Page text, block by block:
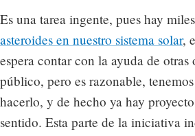
Es una tarea ingente, pues hay
asteroides en nuestro sistema solar,
espera contar con la ayuda de
público, pero es razonable,
hacerlo, y de hecho ya hay
sentido. Esta parte de la iniciativa